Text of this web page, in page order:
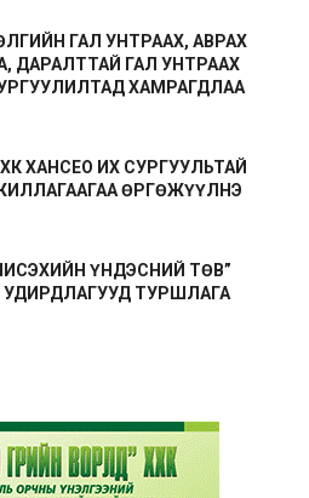
ГАЛ УНТРААХ, АВРАХ
ДАРАЛТТАЙ ГАЛ УНТРААХ
ХАМРАГДЛАА
ХАНСЕО ИХ СУРГУУЛЬТАЙ
ӨРГӨЖҮҮЛНЭ
ҮНДЭСНИЙ ТӨВ”
УДИРДЛАГУУД ТУРШЛАГА